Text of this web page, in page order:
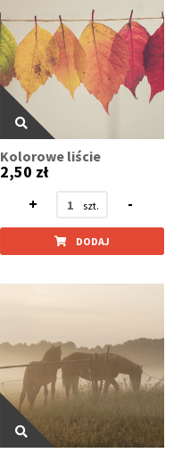
Kolorowe liście
2,50 zł
+
-
DODAJ